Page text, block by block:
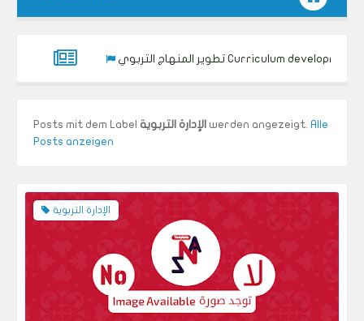
تطوير المنهاج التربوي Curriculum development
Posts mit dem Label الإدارة التربوية werden angezeigt. Alle
Posts anzeigen
الإدارة التربوية